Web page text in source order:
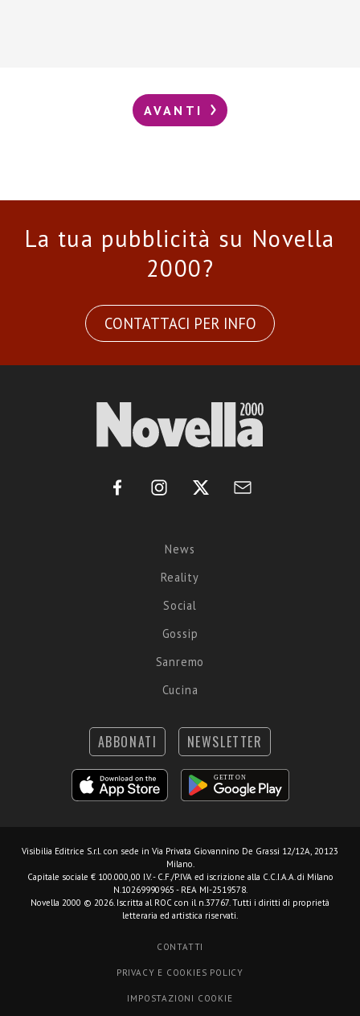
AVANTI
La tua pubblicità su Novella
2000?
CONTATTACI PER INFO
News
Reality
Social
Gossip
Sanremo
Cucina
ABBONATI NEWSLETTER
Visibilia Editrice S.r.l. con sede in Via Privata Giovannino De Grassi 12/12A, 20123
Milano.
Capitale sociale € 100.000,00 I.V. - C.F./P.IVA ed iscrizione alla C.C.I.A.A. di Milano
N.10269990965 - REA MI-2519578.
Novella 2000 © 2026. Iscritta al ROC con il n.37767. Tutti i diritti di proprietà
letteraria ed artistica riservati.
CONTATTI
PRIVACY E COOKIES POLICY
IMPOSTAZIONI COOKIE